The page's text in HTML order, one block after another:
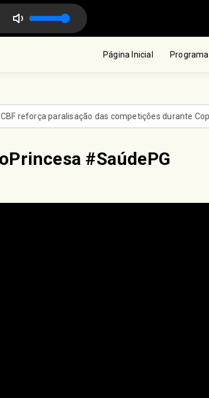
com Camila Hamma
Página Inicial
paralisação das competições durante Copa
#SaúdePG